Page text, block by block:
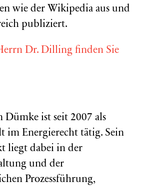
wie der Wikipedia aus und
publiziert.
Dr. Dilling finden Sie
Dümke ist seit 2007 als
im Energierecht tätig. Sein
liegt dabei in der
und der
Prozessführung,